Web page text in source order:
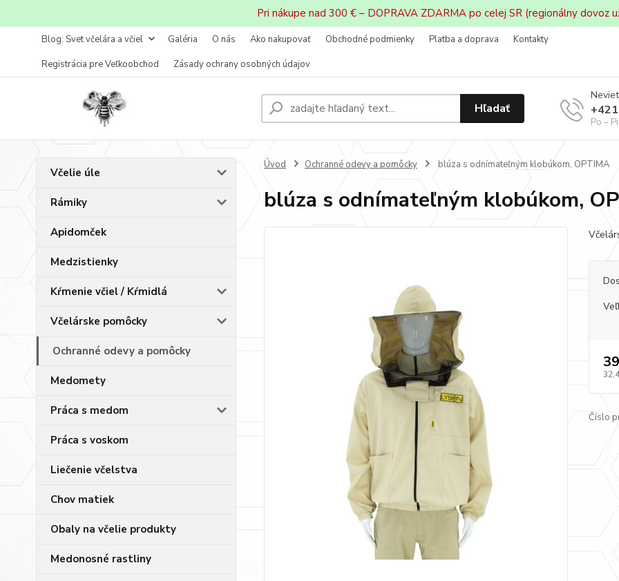
Pri nákupe nad 300 € – DOPRAVA ZDARMA po celej SR (regionálny dovoz
Blog: Svet včelára a včiel Galéria O nás Ako nakupovať Obchodné podmienky Platba a doprava
Kontakty
Registrácia pre Veľkoobchod
Zásady ochrany osobných údajov
Hľadať
Po –
Včelie úle
Rámiky
Apidomček
Medzistienky
Kŕmenie včiel / Kŕmidlá
Včelárske pomôcky
Ochranné odevy a pomôcky
Medomety
Práca s medom
Práca s voskom
Liečenie včelstva
Chov matiek
Obaly na včelie produkty
Medonosné rastliny
Úvod Ochranné odevy a pomôcky blúza s odnímateľným klobúkom, OPTIMA
blúza s odnímateľným klobúkom,
Číslo